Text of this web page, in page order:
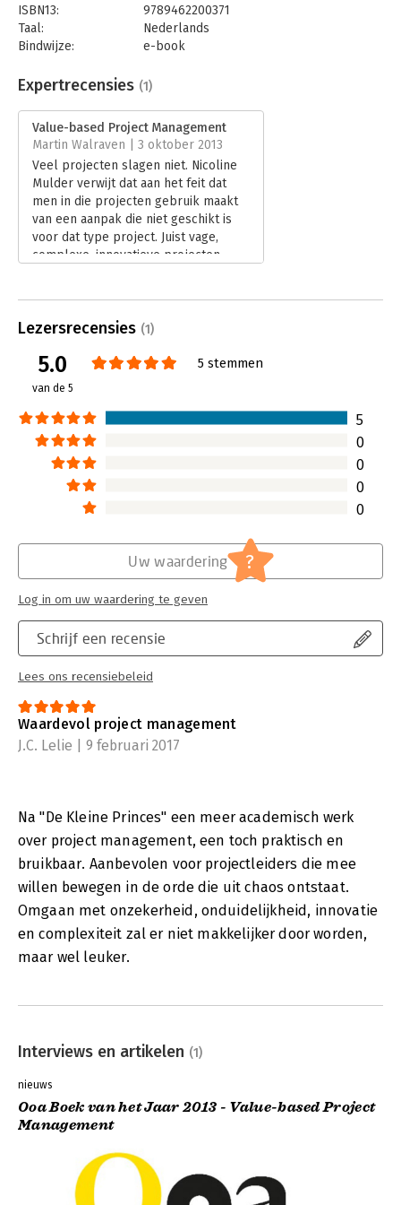
ISBN13:
9789462200371
Taal:
Nederlands
Bindwijze:
e-book
Bestandsformaat:
epub
Uitgever:
Druk:
1
Verschijningsdatum:
15-5-2013
Hoofdrubriek: Projectmanagement
Expertrecensies (1)
Value-based Project Management
Martin Walraven | 3 oktober 2013
Veel projecten slagen niet. Nicoline
Mulder verwijt dat aan het feit dat
men in die projecten gebruik maakt
van een aanpak die niet geschikt is
voor dat type project. Juist vage,
complexe, innovatieve projecten
manier, belooft ze in haar
nog veel ervaring met Value-based
Project Management moeten opdoen
gemeengoed te maken.
Lees verder
Lezersrecensies (1)
5.0
van de 5
5 stemmen
5
0
0
0
0
Schrijf een recensie
Lees ons recensiebeleid
Uw waardering ?
Log in om uw waardering te geven
Waardevol project management
J.C. Lelie | 9 februari 2017
Na "De Kleine Princes" een meer academisch werk
over project management, een toch praktisch en
bruikbaar. Aanbevolen voor projectleiders die mee
willen bewegen in de orde die uit chaos ontstaat.
Omgaan met onzekerheid, onduidelijkheid, innovatie
en complexiteit zal er niet makkelijker door worden,
maar wel leuker.
Interviews en artikelen (1)
nieuws
Ooa Boek van het Jaar 2013 - Value-based Project
Management